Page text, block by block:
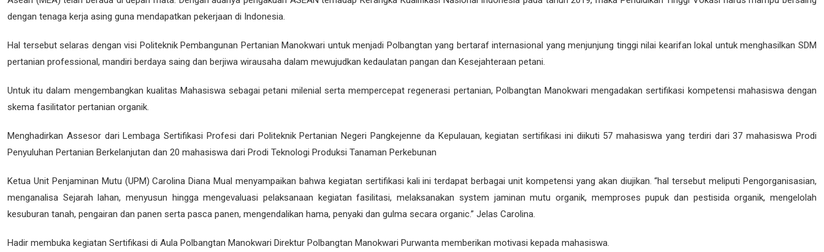
PENGUMUMAN LULUS SELEKSI WAWANCARA CAMABA JALUR UMUM POLBANGTAN MANOKWARI T.A 2025/2026
PENGUMUMAN PELAKSANAAN UJIAN SELEKSI CAT CALON MAHASISWA BARU JALUR UMUM POLBANGTAN MANOKWARI TAHUN AKADEMIK 2024/2025
PENGUMUMAN PESERTA LULUS SELEKSI ADMINISTRASI CALON MAHASISWA BARU JALUR UMUM POLBANGTAN MANOKWARI TAHUN AKADEMIK 2025/2026
PENGUMUMAN LULUS SELEKSI TES KESEHATAN CAMABA JALUR UNDANGAN SMK-PP DAN MITRA POLBANGTAN MANOKWARI T.A 2025/2026
PENGUMUMAN PELAKSANAAN SELEKSI PEMERIKSAAN KESEHATAN PMB JALUR UNDANGAN SMK-PP DAN MITRA
dengan tenaga kerja asing guna mendapatkan pekerjaan di Indonesia.
Hal tersebut selaras dengan visi Politeknik Pembangunan Pertanian Manokwari untuk menjadi Polbangtan yang bertaraf internasional yang menjunjung tinggi nilai kearifan lokal untuk menghasilkan SDM
pertanian professional, mandiri berdaya saing dan berjiwa wirausaha dalam mewujudkan kedaulatan pangan dan Kesejahteraan petani.
Untuk itu dalam mengembangkan kualitas Mahasiswa sebagai petani milenial serta mempercepat regenerasi pertanian, Polbangtan Manokwari mengadakan sertifikasi kompetensi mahasiswa dengan
skema fasilitator pertanian organik.
Menghadirkan Assesor dari Lembaga Sertifikasi Profesi dari Politeknik Pertanian Negeri Pangkejenne da Kepulauan, kegiatan sertifikasi ini diikuti 57 mahasiswa yang terdiri dari 37 mahasiswa Prodi
Penyuluhan Pertanian Berkelanjutan dan 20 mahasiswa dari Prodi Teknologi Produksi Tanaman Perkebunan
Ketua Unit Penjaminan Mutu (UPM) Carolina Diana Mual menyampaikan bahwa kegiatan sertifikasi kali ini terdapat berbagai unit kompetensi yang akan diujikan. “hal tersebut meliputi Pengorganisasian,
menganalisa Sejarah lahan, menyusun hingga mengevaluasi pelaksanaan kegiatan fasilitasi, melaksanakan system jaminan mutu organik, memproses pupuk dan pestisida organik, mengelolah
kesuburan tanah, pengairan dan panen serta pasca panen, mengendalikan hama, penyaki dan gulma secara organic.” Jelas Carolina.
Hadir membuka kegiatan Sertifikasi di Aula Polbangtan Manokwari Direktur Polbangtan Manokwari Purwanta memberikan motivasi kepada mahasiswa.